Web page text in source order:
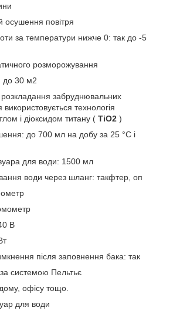
повітря
за температури нижче 0: так до -5
розморожування
до 30 м2
забруднювальних
використовується технологія
і діоксидом титану ( TiO2 )
до 700 мл на добу за 25 °C і
для води: 1500 мл
води через шланг: такфтер, оп
В
після заповнення бака: так
системою Пельтьє
офісу тощо.
для води